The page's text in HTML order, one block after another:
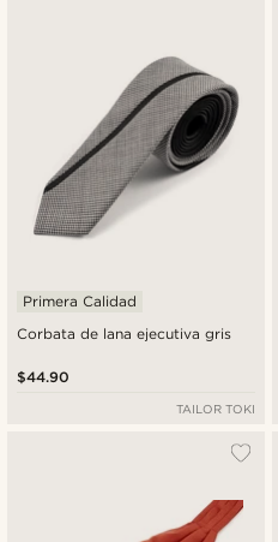
Corbata de lana ejecutiva gris
Primera Calidad
$44.90
TAILOR TOKI